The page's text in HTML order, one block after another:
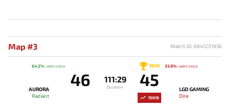
Map #3 Match ID: 8841231956
64.2% USERS' CHOICE
AURORA
Radiant
46 111:29
Duration
WIN
45
LGD GAMING
Dire
70919
35.8% USERS' CHOICE